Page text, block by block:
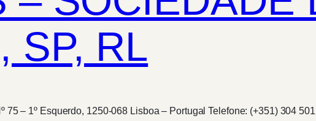
SP, RL
– 1º Esquerdo, 1250-068 Lisboa – Portugal Telefone: (+351) 304